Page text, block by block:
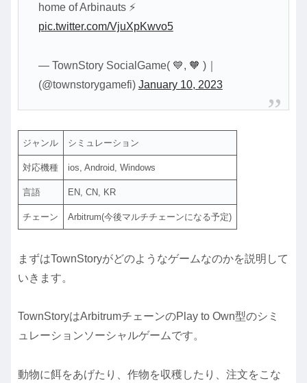
home of Arbinauts ⚡
pic.twitter.com/VjuXpKwvo5
— TownStory SocialGame( 💙, 🧡 )｜
(@townstorygamefi) January 10, 2023
ジャンル シミュレーション
対応機種 ios, Android, Windows
言語 EN, CN, KR
チェーン Arbitrum(今後マルチチェーンになる予定)
まずはTownStoryがどのようなゲームなのかを説明して
いきます。
TownStoryはArbitrumチェーンのPlay to Own型のシミ
ュレーションソーシャルゲームです。
動物に餌をあげたり、作物を収穫したり、注文をこな